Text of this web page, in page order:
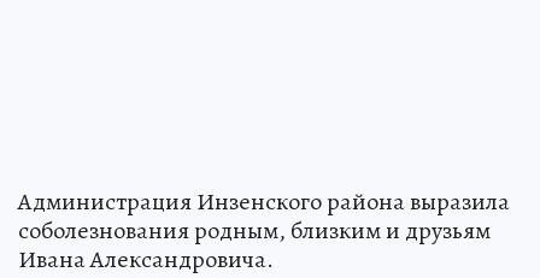
Администрация Инзенского района выразила
соболезнования родным, близким и друзьям
Ивана Александровича.